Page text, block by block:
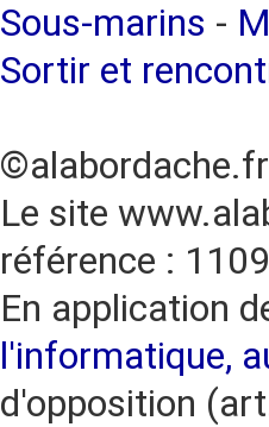
Sous-marins -
Sortir et
Le site
référence :
En application
l'informatique,
d'opposition